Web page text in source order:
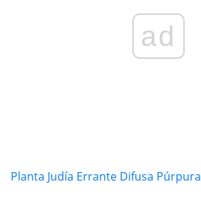
ad
Planta Judía Errante Difusa Púrpura